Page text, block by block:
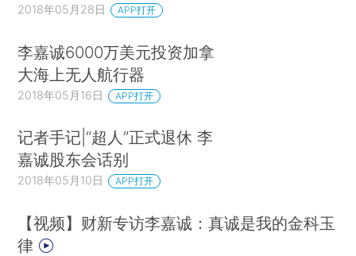
2018年05月28日 APP打开
李嘉诚6000万美元投资加拿
大海上无人航行器
2018年05月16日 APP打开
记者手记|“超人”正式退休 李
嘉诚股东会话别
2018年05月10日 APP打开
【视频】财新专访李嘉诚：真诚是我的金科玉
律